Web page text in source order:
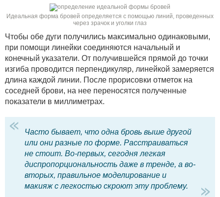
Идеальная форма бровей определяется с помощью линий, проведенных
через зрачок и уголки глаз
Чтобы обе дуги получились максимально одинаковыми,
при помощи линейки соединяются начальный и
конечный указатели. От получившейся прямой до точки
изгиба проводится перпендикуляр, линейкой замеряется
длина каждой линии. После прорисовки отметок на
соседней брови, на нее переносятся полученные
показатели в миллиметрах.
Часто бывает, что одна бровь выше другой
или они разные по форме. Расстраиваться
не стоит. Во-первых, сегодня легкая
диспропорциональность даже в тренде, а во-
вторых, правильное моделирование и
макияж с легкостью скроют эту проблему.